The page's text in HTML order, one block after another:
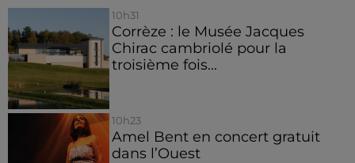
10h31
Corrèze : le Musée Jacques
Chirac cambriolé pour la
troisième fois...
10h23
Amel Bent en concert gratuit
dans l’Ouest